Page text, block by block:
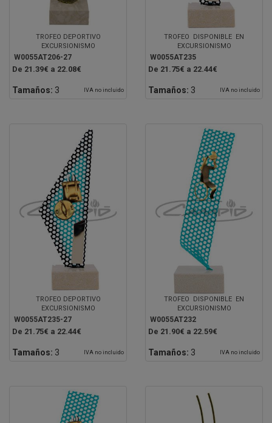
TROFEO DEPORTIVO
EXCURSIONISMO
W0055AT206-27
De 21.39€ a 22.08€
Tamaños: 3 IVA no incluido
TROFEO DISPONIBLE EN
EXCURSIONISMO
W0055AT235
De 21.75€ a 22.44€
Tamaños: 3 IVA no incluido
TROFEO DEPORTIVO
EXCURSIONISMO
W0055AT235-27
De 21.75€ a 22.44€
Tamaños: 3 IVA no incluido
TROFEO DISPONIBLE EN
EXCURSIONISMO
W0055AT232
De 21.90€ a 22.59€
Tamaños: 3 IVA no incluido